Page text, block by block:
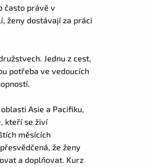
často právě v
ženy dostávají za práci
Jednu z cest,
potřeba ve vedoucích
Asie a Pacifiku,
kteří se živí
měsících
že ženy
a doplňovat. Kurz